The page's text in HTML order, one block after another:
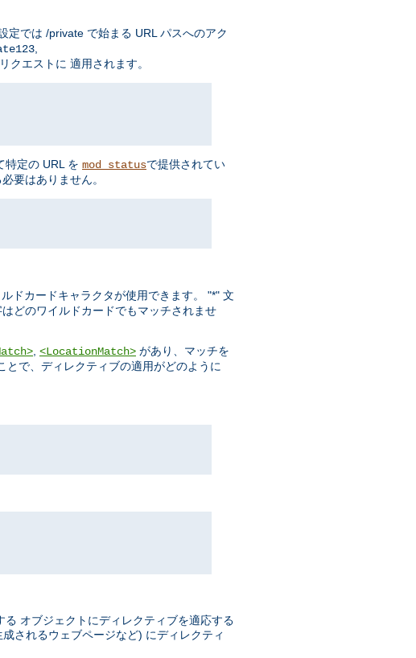
定では /private で始まる URL パスへのアク
,
クエストに 適用されます。
特定の URL を mod_statusで提供されてい
要はありません。
ドカードキャラクタが使用できます。 "*" 文
どのワイルドカードでもマッチされませ
<LocationMatch> があり、マッチを
で、ディレクティブの適用がどのように
オブジェクトにディレクティブを適応する
されるウェブページなど) にディレクティ